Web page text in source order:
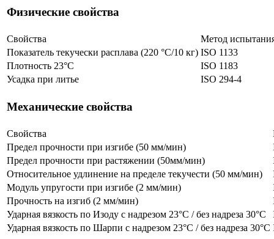
Физические свойства
Свойства
Метод
Показатель текучески расплава (220 °C/10 кг) ISO 1133
Плотность 23°C
ISO 1183
Усадка при литье
ISO 294-4
Механические свойства
Свойства
Предел прочности при изгибе (50 мм/мин)
Предел прочности при растяжении (50мм/мин)
Относительное удлинение на пределе текучести (50 мм/мин)
Модуль упругости при изгибе (2 мм/мин)
Прочность на изгиб (2 мм/мин)
Ударная вязкость по Изоду с надрезом 23°C / без надреза 30°C
Ударная вязкость по Шарпи с надрезом 23°C / без надреза 30°C